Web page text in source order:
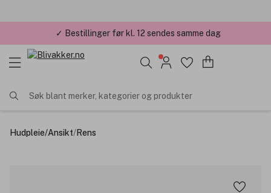
✓ Bestillinger før kl. 12 sendes samme dag
✓ Årets Nettbutikk 2026 og 2025
Søk blant merker, kategorier og produkter
Hudpleie/Ansikt/Rens